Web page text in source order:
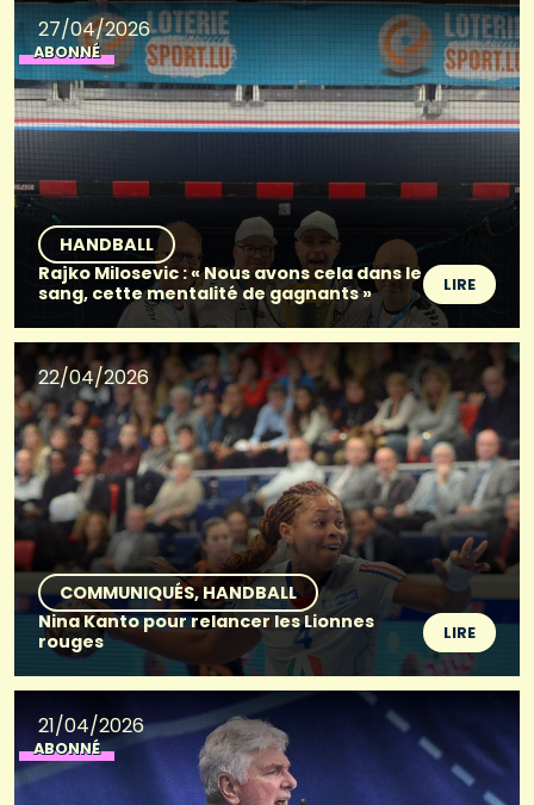
27/04/2026
ABONNÉ
HANDBALL
Rajko Milosevic : « Nous avons cela dans le
sang, cette mentalité de gagnants »
LIRE
22/04/2026
COMMUNIQUÉS HANDBALL
Nina Kanto pour relancer les Lionnes
rouges
LIRE
21/04/2026
ABONNÉ